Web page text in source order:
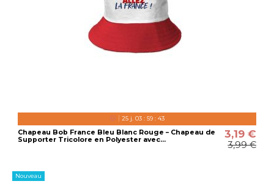
25j. 03: 59: 42
Chapeau Bob France Bleu Blanc Rouge – Chapeau de
Supporter Tricolore en Polyester avec...
3,19 €
3,99 €
Nouveau